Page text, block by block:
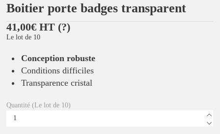
Boitier porte badges transparent
41,00€ HT (?)
Le lot de 10
Conception robuste
Conditions difficiles
Transparence cristal
Quantité (Le lot de 10)